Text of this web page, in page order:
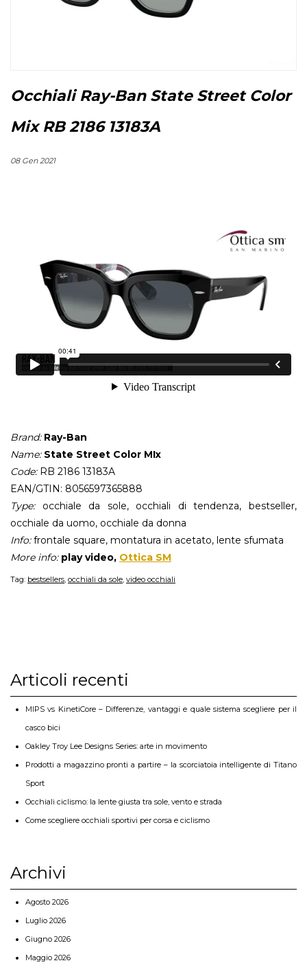
Occhiali Ray-Ban State Street Color
Mix RB 2186 13183A
08 Gen 2021
Brand:Ray-Ban
Name:State Street Color MIx
Code:RB 2186 13183A
EAN/GTIN: 8056597365888
Type: occhiale da sole, occhiali di tendenza, bestseller,
occhiale da uomo, occhiale da donna
Info:frontale square, montatura in acetato, lente sfumata
More info:play video, Ottica SM
Tag: bestsellers, occhiali da sole, video occhiali
Articoli recenti
MIPS vs KinetiCore – Differenze, vantaggi e quale sistema scegliere per il
casco bici
Oakley Troy Lee Designs Series: arte in movimento
Prodotti a magazzino pronti a partire – la scorciatoia intelligente di Titano
Sport
Occhiali ciclismo: la lente giusta tra sole, vento e strada
Come scegliere occhiali sportivi per corsa e ciclismo
Archivi
Agosto 2026
Luglio 2026
Giugno 2026
Maggio 2026